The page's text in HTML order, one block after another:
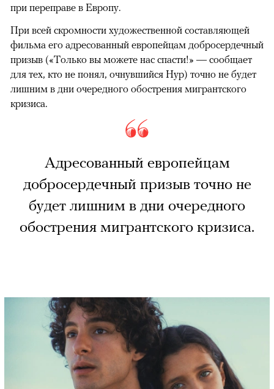
при переправе в Европу.
При всей скромности художественной составляющей
фильма его адресованный европейцам добросердечный
призыв («Только вы можете нас спасти!» — сообщает
для тех, кто не понял, очнувшийся Нур) точно не будет
лишним в дни очередного обострения мигрантского
кризиса.
Адресованный европейцам
добросердечный призыв точно не
будет лишним в дни очередного
обострения мигрантского кризиса.